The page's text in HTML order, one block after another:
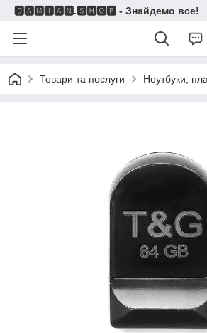
🅳🅰🅼🅸🅰🅽.🆂🅷🅾🅿 - Знайдемо все!
Товари та послуги Ноутбуки,